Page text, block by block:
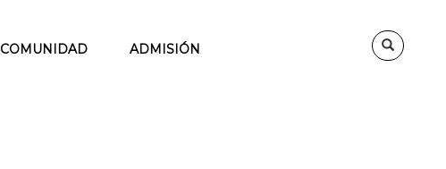
COMUNIDAD ADMISIÓN